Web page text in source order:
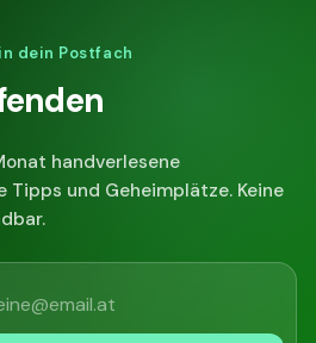
dein Postfach
handverlesene
Tipps und Geheimplätze. Keine